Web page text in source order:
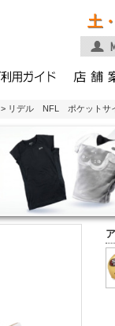
土
> リデル NFL ポケットサ